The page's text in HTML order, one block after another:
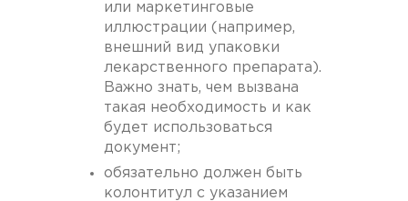
или маркетинговые
иллюстрации (например,
внешний вид упаковки
лекарственного препарата).
Важно знать, чем вызвана
такая необходимость и как
будет использоваться
документ;
обязательно должен быть
колонтитул с указанием